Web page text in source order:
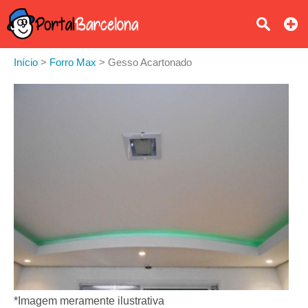
Início > Forro Max > Gesso Acartonado
*Imagem meramente ilustrativa